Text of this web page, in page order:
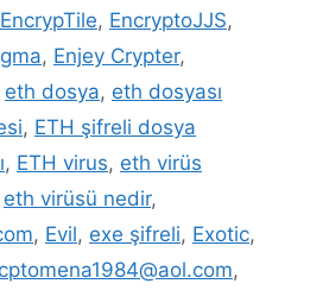
EncrypTile, EncryptoJJS,
, Enjey Crypter,
eth dosya, eth dosyası
, ETH şifreli dosya
, ETH virus, eth virüs
eth virüsü nedir,
, Evil, exe şifreli, Exotic,
,